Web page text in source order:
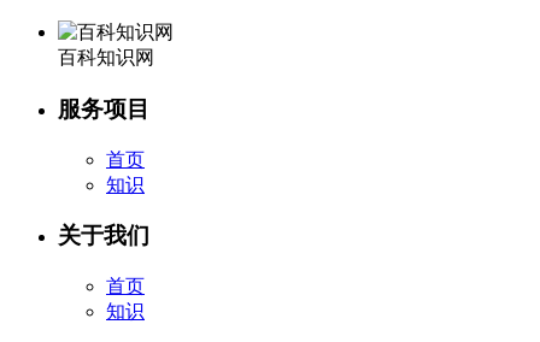
百科知识网
服务项目
首页
知识
关于我们
首页
知识